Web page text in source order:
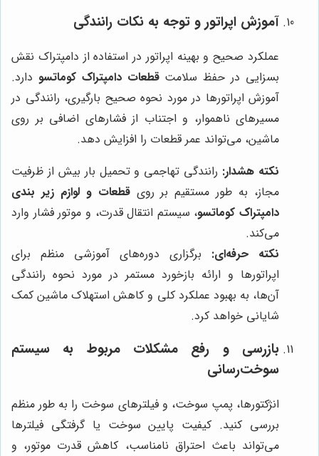
آموزش اپراتور و توجه به نکات رانندگی
عملکرد صحیح و بهینه اپراتور در استفاده از دامپتراک نقش
بسزایی در حفظ سلامتقطعات دامپتراک کوماتسو دارد.
آموزش اپراتورها در مورد نحوه صحیح بارگیری، رانندگی در
مسیرهای ناهموار، و اجتناب از فشارهای اضافی بر روی
ماشین، می‌تواند عمر قطعات را افزایش دهد.
نکته هشدار: رانندگی تهاجمی و تحميل بار بیش از ظرفیت
مجاز، به طور مستقیم بر رویقطعات و لوازم زیر بندی
دامپتراک کوماتسو، سیستم انتقال قدرت، و موتور فشار وارد
می‌کند.
نکته حرفه‌ای: برگزاری دوره‌های آموزشی منظم برای
اپراتورها و ارائه بازخورد مستمر در مورد نحوه رانندگی
آن‌ها، به بهبود عملکرد کلی و کاهش استهلاک ماشین کمک
شایانی خواهد کرد.
بازرسی و رفع مشکلات مربوط به سیستم
سوخت‌رسانی
انژکتورها، پمپ سوخت، و فیلترهای سوخت را به طور منظم
بررسی کنید. کیفیت پایین سوخت یا گرفتگی فیلترها
می‌تواند باعث احتراق نامناسب، کاهش قدرت موتور، و